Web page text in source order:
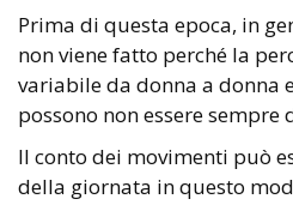
Prima di questa epoca, in
non viene fatto perché la
variabile da donna a donna
possono non essere
Il conto dei movimenti può
della giornata in questo